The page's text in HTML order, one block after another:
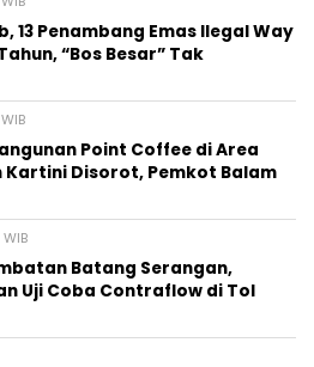
13 Penambang Emas Ilegal Way
“Bos Besar” Tak
Point Coffee di Area
Disorot, Pemkot Balam
Batang Serangan,
Uji Coba Contraflow di Tol